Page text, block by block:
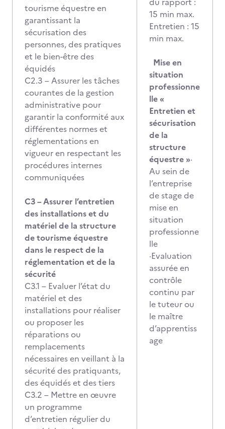
tourisme équestre en
garantissant la
sécurisation des
personnes, des pratiques
et le bien-être des
équidés
C2.3 – Assurer les tâches
courantes de la gestion
administrative pour
garantir la conformité aux
différentes normes et
réglementations en
vigueur en respectant les
procédures internes
communiquées
C3 – Assurer l’entretien
des installations et du
matériel de la structure
de tourisme équestre
dans le respect de la
réglementation et de la
sécurité
C3.1 – Evaluer l’état du
matériel et des
installations pour réaliser
ou proposer les
réparations ou
remplacements
nécessaires en veillant à la
sécurité des pratiquants,
des équidés et des tiers
C3.2 – Mettre en œuvre
un programme
d’entretien régulier du
15 min max.
Entretien : 15
min max.
Mise en
situation
professionne
lle«
Entretien et
sécurisation
de la
structure
équestre »·
Au sein de
l’entreprise
de stage de
mise en
situation
professionne
lle
·Evaluation
assurée en
contrôle
continu par
le tuteur ou
le maître
d’apprentiss
age